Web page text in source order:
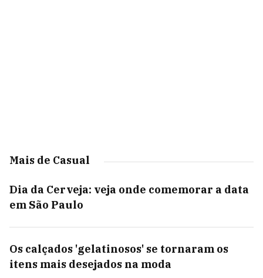
Mais de Casual
Dia da Cerveja: veja onde comemorar a data
em São Paulo
Os calçados 'gelatinosos' se tornaram os
itens mais desejados na moda